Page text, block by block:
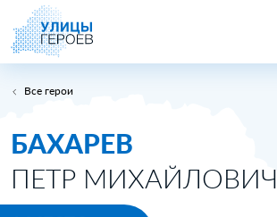
Все герои
БАХАРЕВ
ПЕТР МИХАЙЛОВИЧ